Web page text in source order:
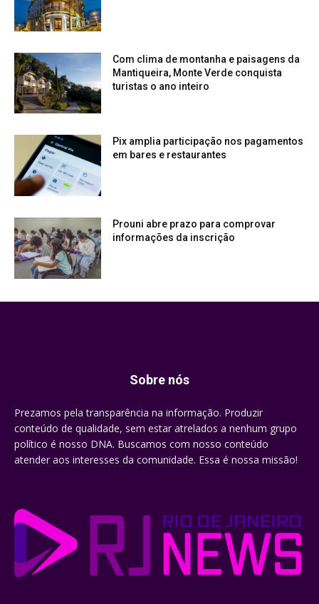
Com clima de montanha e paisagens da
Mantiqueira, Monte Verde conquista
turistas o ano inteiro
Pix amplia participação nos pagamentos
em bares e restaurantes
Prouni abre prazo para comprovar
informações da inscrição
Sobre nós
Prezamos pela transparência na informação. Produzir
conteúdo de qualidade, sem estar atrelados a nenhum grupo
político é nosso DNA. Buscamos com nosso conteúdo
atender aos interesses da comunidade. Essa é nossa missão!